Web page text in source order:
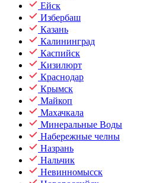
Ейск
Избербаш
Казань
Калининград
Каспийск
Кизилюрт
Краснодар
Крымск
Майкоп
Махачкала
Минеральные Воды
Набережные челны
Назрань
Нальчик
Невинномысск